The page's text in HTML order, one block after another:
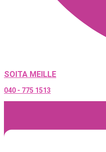
SOITA MEILLE
040 - 775 1513